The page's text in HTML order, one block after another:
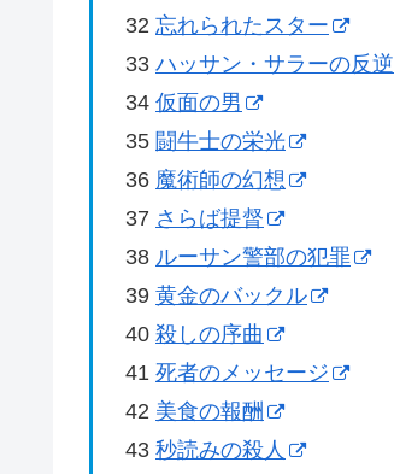
32 忘れられたスター
33 ハッサン・サラーの反逆
34 仮面の男
35 闘牛士の栄光
36 魔術師の幻想
37 さらば提督
38 ルーサン警部の犯罪
39 黄金のバックル
40 殺しの序曲
41 死者のメッセージ
42 美食の報酬
43 秒読みの殺人